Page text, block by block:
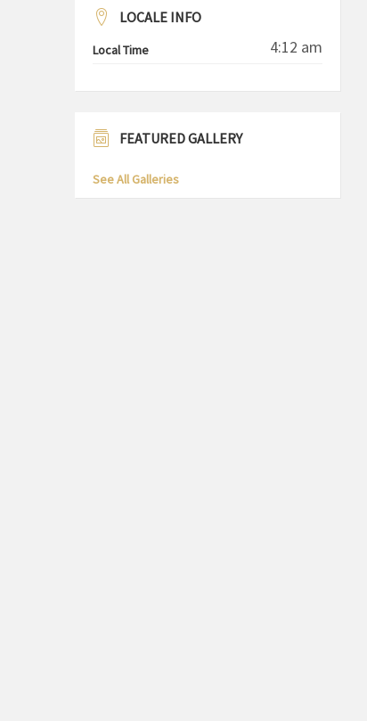
LOCALE INFO
Local Time 4:12 am
FEATURED GALLERY
See All Galleries